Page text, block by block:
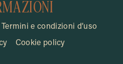
Termini e condizioni d’uso
Cookie policy